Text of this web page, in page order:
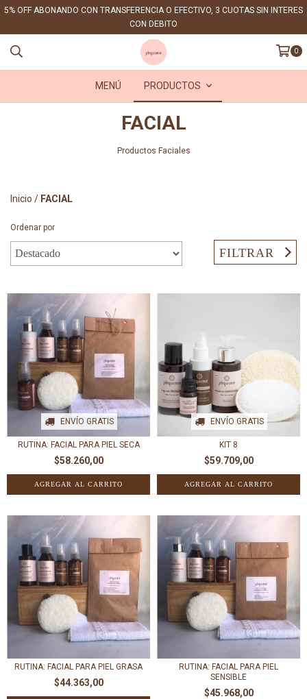
5% OFF ABONANDO CON TRANSFERENCIA O EFECTIVO, 3 CUOTAS SIN INTERES
CON DEBITO
0
MENÚ PRODUCTOS
FACIAL
Productos Faciales
Inicio / FACIAL
Ordenar por
FILTRAR
ENVÍO GRATIS
RUTINA: FACIAL PARA PIEL SECA
$58.260,00
ENVÍO GRATIS
KIT 8
$59.709,00
RUTINA: FACIAL PARA PIEL GRASA
$44.363,00
RUTINA: FACIAL PARA PIEL
SENSIBLE
$45.968,00